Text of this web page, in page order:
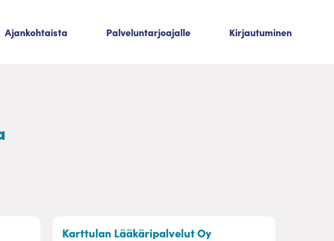
Ajankohtaista Palveluntarjoajalle Kirjautuminen
Karttulan Lääkäripalvelut Oy– Lääkärin